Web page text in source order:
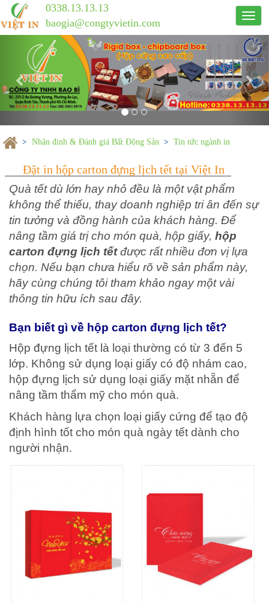
Công
ty
in
ấn
Việt
In
0338.13.13.13
baogia@congtyvietin.com
Previous
Đặt in hộp carton đựng lịch tết tại
Quà tết dù lớn hay nhỏ đều là một vật phẩm
không thể thiếu, thay doanh nghiệp tri ân đến sự
tin tưởng và đồng hành của khách hàng. Để
nâng tầm giá trị cho món quà, hộp giấy, hộp
carton đựng lịch tếtđược rất nhiều đơn vị lựa
chọn. Nếu bạn chưa hiểu rõ về sản phẩm này,
hãy cùng chúng tôi tham khảo ngay một vài
thông tin hữu ích sau đây.
Bạn biết gì về hộp carton đựng lịch tết?
Hộp đựng lịch tết là loại thường có từ 3 đến 5
lớp. Không sử dụng loại giấy có độ nhám cao,
hộp đựng lịch sử dụng loại giấy mặt nhẵn để
nâng tầm thẩm mỹ cho món quà.
Khách hàng lựa chọn loại giấy cứng để tạo độ
định hình tốt cho món quà ngày tết dành cho
người nhận.